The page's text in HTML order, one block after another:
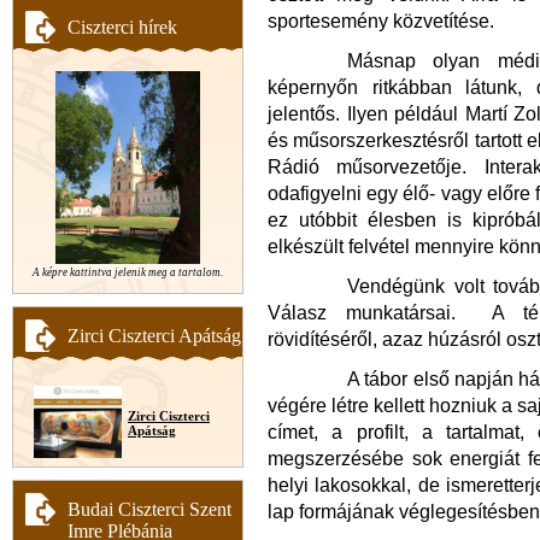
Ciszterci hírek
A képre kattintva jelenik meg a tartalom.
Zirci Ciszterci Apátság
Zirci Ciszterci
Apátság
Budai Ciszterci Szent
Imre Plébánia
sportesemény közvetítése.
Másnap olyan
képernyőn ritkábban
jelentős. Ilyen például Martí
és műsorszerkesztésről tartott
Rádió műsorvezetője.
odafigyelni egy élő- vagy előre
ez utóbbit élesben is
elkészült felvétel mennyire
Vendégünk volt
Válasz munkatársai. A
rövidítéséről, azaz húzásról
A tábor első napján
végére létre kellett hozniuk a
címet, a profilt, a tartalmat,
megszerzésébe sok energiát
helyi lakosokkal, de
lap formájának